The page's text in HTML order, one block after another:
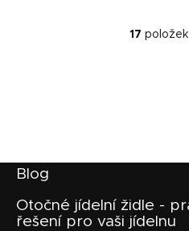
O
p
k
17
Blog
Otočné jídelní židle -
řešení pro vaši jídelnu